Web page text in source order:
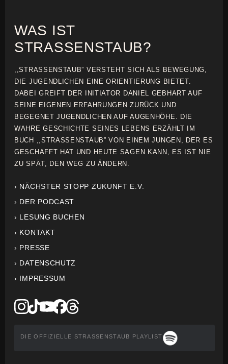
WAS IST
STRASSENSTAUB?
,,STRASSENSTAUB” VERSTEHT SICH ALS BEWEGUNG,
DIE JUGENDLICHEN EINE ORIENTIERUNG BIETET.
DABEI GREIFT DER INITIATOR DANIEL GEBHART AUF
SEINE EIGENEN ERFAHRUNGEN ZURÜCK UND
BEGEGNET JUGENDLICHEN AUF AUGENHÖHE. DIE
WAHRE GESCHICHTE SEINES LEBENS ERZÄHLT IM
BUCH ,,STRASSENSTAUB” VON EINEM JUNGEN, DER ES
GESCHAFFT HAT UND HEUTE SAGEN KANN, ES IST NIE
ZU SPÄT, DEN WEG ZU ÄNDERN.
› NÄCHSTER STOPP ZUKUNFT E.V.
› DER PODCAST
› LESUNG BUCHEN
› KONTAKT
› PRESSE
› DATENSCHUTZ
› IMPRESSUM
DIE OFFIZIELLE STRASSENSTAUB PLAYLIST